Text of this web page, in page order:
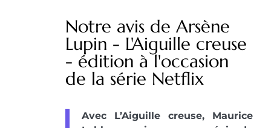
Notre avis de Arsène
Lupin - L'Aiguille creuse
- édition à l'occasion
de la série Netflix
Avec L’Aiguille creuse, Maurice